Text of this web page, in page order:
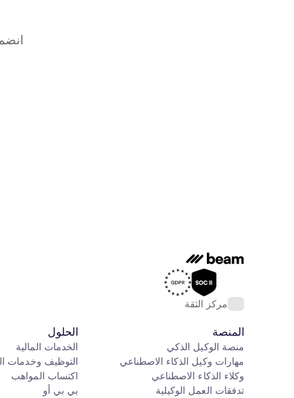
مركز الثقة
المنصة
منصة الوكيل الذكي
مهارات وكيل الذكاء الاصطناعي
وكلاء الذكاء الاصطناعي
تدفقات العمل الوكيلية
الحلول
الخدمات المالية
التوظيف وخدمات
اكتساب المواهب
بي بي أو